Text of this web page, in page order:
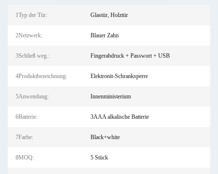
1Typ der Tür: Glastür, Holztür
2Netzwerk: Blauer Zahn
3Schließ weg.: Fingerabdruck + Passwort + USB
4Produktbezeichnung: Elektronit-Schranksperre
5Anwendung: Innenministerium
6Batterie: 3AAA alkalische Batterie
7Farbe: Black+white
8MOQ: 5 Stück